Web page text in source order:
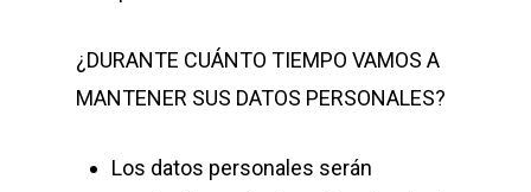
¿DURANTE CUÁNTO TIEMPO VAMOS A
MANTENER SUS DATOS PERSONALES?
Los datos personales serán